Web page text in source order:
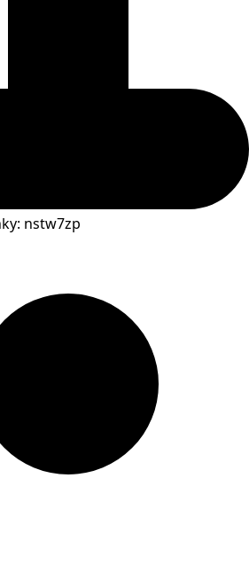
nstw7zp